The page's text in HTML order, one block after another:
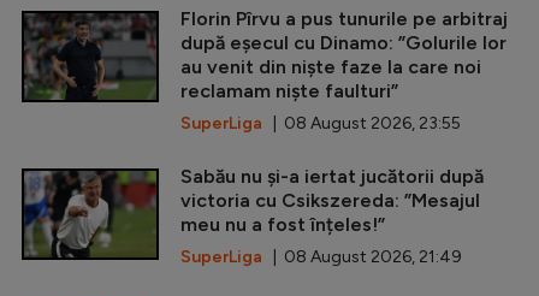
Florin Pîrvu a pus tunurile pe arbitraj
după eșecul cu Dinamo: ”Golurile lor
au venit din niște faze la care noi
reclamam niște faulturi”
SuperLiga | 08 August 2026, 23:55
Sabău nu și-a iertat jucătorii după
victoria cu Csikszereda: ”Mesajul
meu nu a fost înțeles!”
SuperLiga | 08 August 2026, 21:49